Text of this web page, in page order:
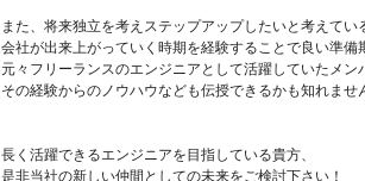
また、将来独立を考えステップアップしたいと考えてい
会社が出来上がっていく時期を経験することで良い準備
元々フリーランスのエンジニアとして活躍していたメン
その経験からのノウハウなども伝授できるかも知れませ
長く活躍できるエンジニアを目指している貴方、
是非当社の新しい仲間としての未来をご検討下さい！